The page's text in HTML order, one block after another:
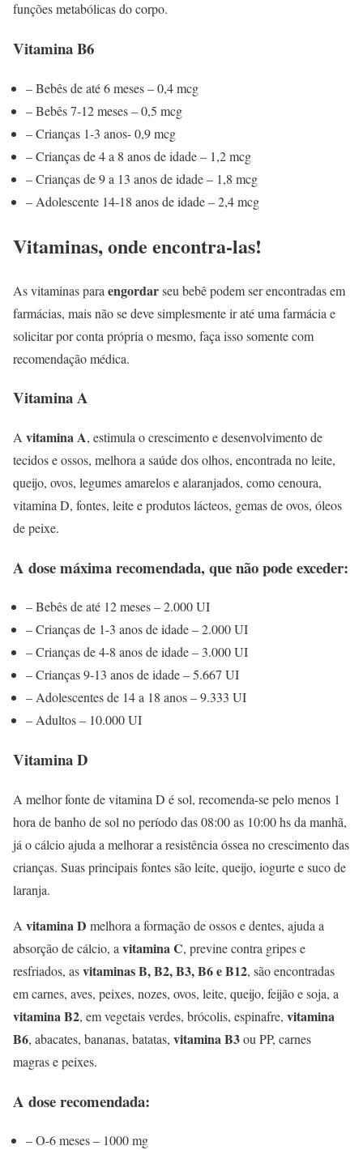
funções metabólicas do corpo.
Vitamina B6
– Bebês de até 6 meses – 0,4 mcg
– Bebês 7-12 meses – 0,5 mcg
– Crianças 1-3 anos- 0,9 mcg
– Crianças de 4 a 8 anos de idade – 1,2 mcg
– Crianças de 9 a 13 anos de idade – 1,8 mcg
– Adolescente 14-18 anos de idade – 2,4 mcg
Vitaminas, onde encontra-las!
As vitaminas para engordarseu bebê podem ser encontradas em
farmácias, mais não se deve simplesmente ir até uma farmácia e
solicitar por conta própria o mesmo, faça isso somente com
recomendação médica.
Vitamina A
A vitamina A, estimula o crescimento e desenvolvimento de
tecidos e ossos, melhora a saúde dos olhos, encontrada no leite,
queijo, ovos, legumes amarelos e alaranjados, como cenoura,
vitamina D, fontes, leite e produtos lácteos, gemas de ovos, óleos
de peixe.
A dose máxima recomendada, que não pode exceder:
– Bebês de até 12 meses – 2.000 UI
– Crianças de 1-3 anos de idade – 2.000 UI
– Crianças de 4-8 anos de idade – 3.000 UI
– Crianças 9-13 anos de idade – 5.667 UI
– Adolescentes de 14 a 18 anos – 9.333 UI
– Adultos – 10.000 UI
Vitamina D
A melhor fonte de vitamina D é sol, recomenda-se pelo menos 1
hora de banho de sol no período das 08:00 as 10:00 hs da manhã,
já o cálcio ajuda a melhorar a resistência óssea no crescimento das
crianças. Suas principais fontes são leite, queijo, iogurte e suco de
laranja.
A vitamina D melhora a formação de ossos e dentes, ajuda a
absorção de cálcio, a vitamina C, previne contra gripes e
resfriados, asvitaminas B, B2, B3, B6 e B12, são encontradas
em carnes, aves, peixes, nozes, ovos, leite, queijo, feijão e soja, a
vitamina B2, em vegetais verdes, brócolis, espinafre, vitamina
B6, abacates, bananas, batatas, vitamina B3ou PP, carnes
magras e peixes.
A dose recomendada:
– O-6 meses – 1000 mg